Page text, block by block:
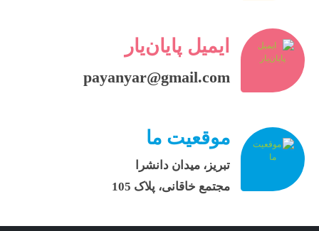
ایمیل پایان‌یار
payanyar@gmail.com
موقعیت ما
تبریز، میدان دانشرا
مجتمع خاقانی، پلاک 105